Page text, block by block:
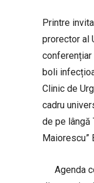
Printre
prorector al
conferențiar
boli
Clinic de
cadru
de pe lângă
Maiorescu”
Agenda